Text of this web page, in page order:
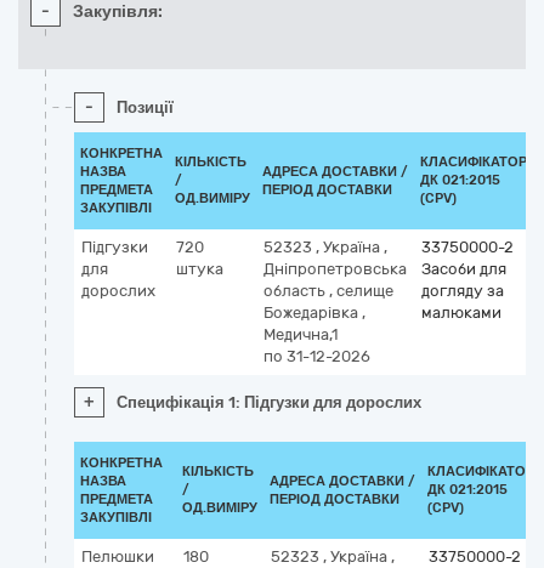
- Закупівля:
- Позиції
КОНКРЕТНА
НАЗВА
ПРЕДМЕТА
ЗАКУПІВЛІ
КІЛЬКІСТЬ
/
ОД.ВИМІРУ
АДРЕСА ДОСТАВКИ /
ПЕРІОД ДОСТАВКИ
КЛАСИФІКАТОР
ДК 021:2015
(CPV)
Підгузки
для
дорослих
720
штука
52323 , Україна ,
Дніпропетровська
область , селище
Божедарівка ,
Медична,1
по 31-12-2026
33750000-2
Засоби для
догляду за
малюками
+ Специфікація 1: Підгузки для дорослих
КОНКРЕТНА
НАЗВА
ПРЕДМЕТА
ЗАКУПІВЛІ
КІЛЬКІСТЬ
/
ОД.ВИМІРУ
АДРЕСА ДОСТАВКИ /
ПЕРІОД ДОСТАВКИ
КЛАСИФІКАТОР
ДК 021:2015
(CPV)
Пелюшки
180
52323 , Україна ,
33750000-2